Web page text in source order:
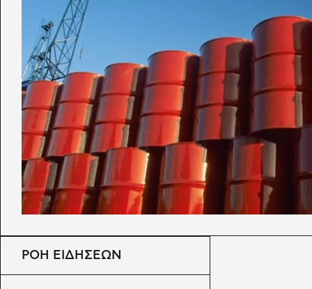
ΡΟΗ ΕΙΔΗΣΕΩΝ